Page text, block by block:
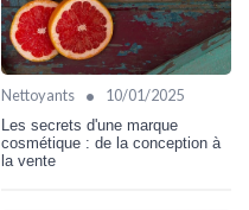
Nettoyants • 10/01/2025
Les secrets d'une marque
cosmétique : de la conception à
la vente